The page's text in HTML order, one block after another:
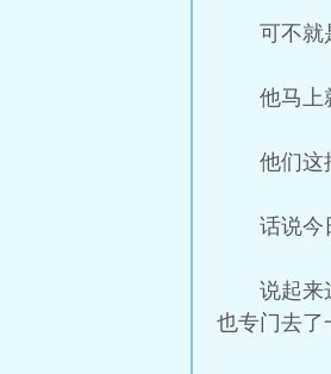
可不就
他马上
他们这
话说今
说起来
也专门去了